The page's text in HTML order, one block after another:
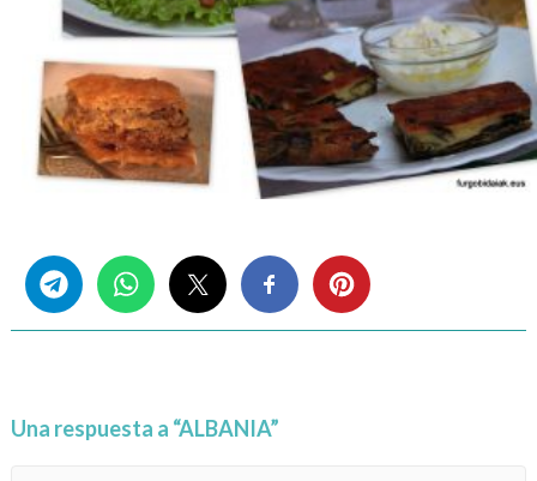
Una respuesta a “ALBANIA”